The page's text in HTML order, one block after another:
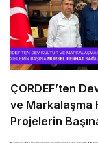
ÇORDEF’ten
ve Markalaşma
Projelerin